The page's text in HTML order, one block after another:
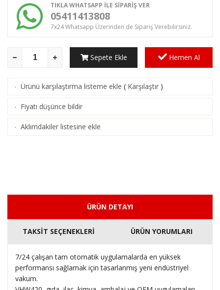
TIKLA WHATSAPP İLE SİPARİŞ VER
05411413808
7x24 Whatsapp Üzerinden de Sipariş Verebilirsiniz.
Sepete Ekle Hemen Al
· Ürünü karşılaştırma listeme ekle ( Karşılaştır )
· Fiyatı düşünce bildir
· Aklımdakiler listesine ekle
ÜRÜN DETAYI
TAKSİT SEÇENEKLERİ ÜRÜN YORUMLARI
7/24 çalışan tam otomatik uygulamalarda en yüksek
performansı sağlamak için tasarlanmış yeni endüstriyel
vakum.